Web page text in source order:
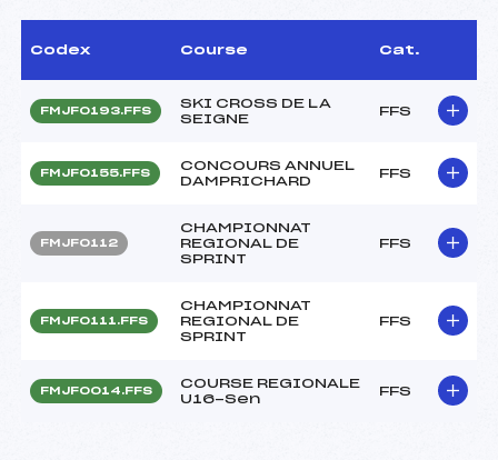
Codex Course Cat.
FMJF0193.FFS
SKI CROSS DE LA
SEIGNE
FFS
FMJF0155.FFS
CONCOURS ANNUEL
DAMPRICHARD
FFS
FMJF0112
CHAMPIONNAT
REGIONAL DE
SPRINT
FFS
FMJF0111.FFS
CHAMPIONNAT
REGIONAL DE
SPRINT
FFS
FMJF0014.FFS
COURSE REGIONALE
U16-Sen
FFS